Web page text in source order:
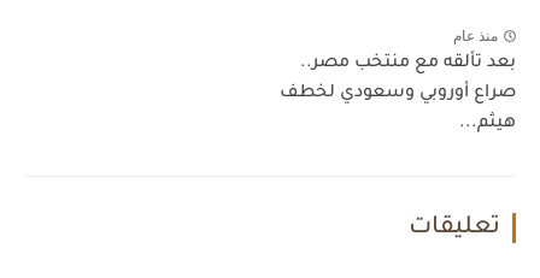
منذ عام
بعد تألقه مع منتخب مصر..
صراع أوروبي وسعودي لخطف
هيثم...
تعليقات